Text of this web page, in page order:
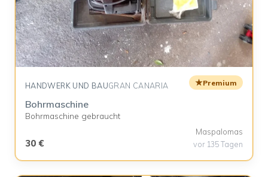
HANDWERK UND BAUGRAN CANARIA ★Premium
Bohrmaschine
Bohrmaschine gebraucht
30 €
Maspalomas
vor 135 Tagen